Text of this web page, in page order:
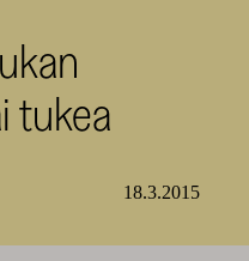
tukea
18.3.2015